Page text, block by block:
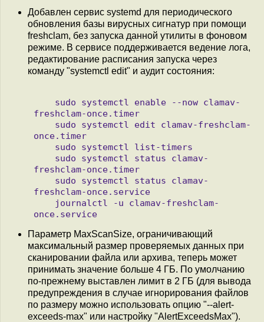
Добавлен сервис systemd для периодического
обновления базы вирусных сигнатур при помощи
freshclam, без запуска данной утилиты в фоновом
режиме. В сервисе поддерживается ведение лога,
редактирование расписания запуска через
команду "systemctl edit" и аудит состояния:
freshclam-once.timer
once.timer
freshclam-once.timer
freshclam-once.service
Параметр MaxScanSize, ограничивающий
максимальный размер проверяемых данных при
сканировании файла или архива, теперь может
принимать значение больше 4 ГБ. По умолчанию
по-прежнему выставлен лимит в 2 ГБ (для вывода
предупреждения в случае игнорирования файлов
по размеру можно использовать опцию "--alert-
exceeds-max" или настройку "AlertExceedsMax").